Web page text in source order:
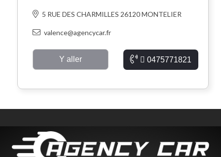
5 RUE DES CHARMILLES 26120 MONTELIER
valence@agencycar.fr
Y aller 0475771821